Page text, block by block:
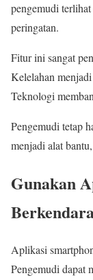
pengemudi
peringatan.
Fitur ini sangat
Kelelahan
Teknologi
Pengemudi tetap
menjadi alat
Gunakan
Aplikasi
Pengemudi dapat